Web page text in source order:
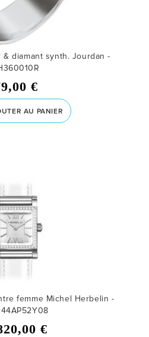
& diamant synth. Jourdan -
€
AU PANIER
femme Michel Herbelin -
€